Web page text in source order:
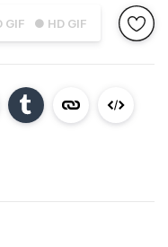
GIF ● HD GIF